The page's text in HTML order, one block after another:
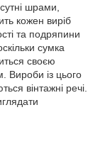
шрами,
кожен виріб
та подряпини
сумка
своєю
Вироби із цього
вінтажні речі.